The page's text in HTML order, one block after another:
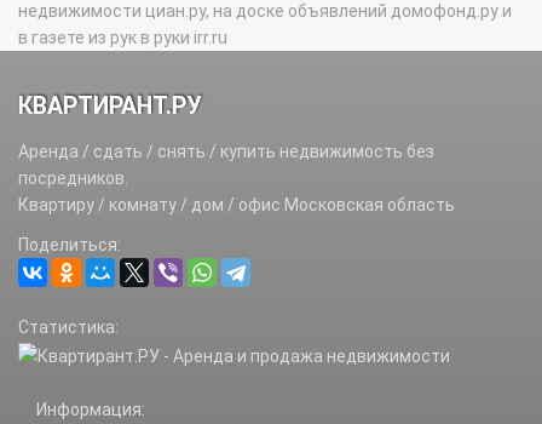
недвижимости циан.ру, на доске объявлений домофонд.ру и
в газете из рук в руки irr.ru
КВАРТИРАНТ.РУ
Аренда / сдать / снять / купить недвижимость без
посредников.
Квартиру / комнату / дом / офис Московская область
Поделиться:
Статистика:
Информация: